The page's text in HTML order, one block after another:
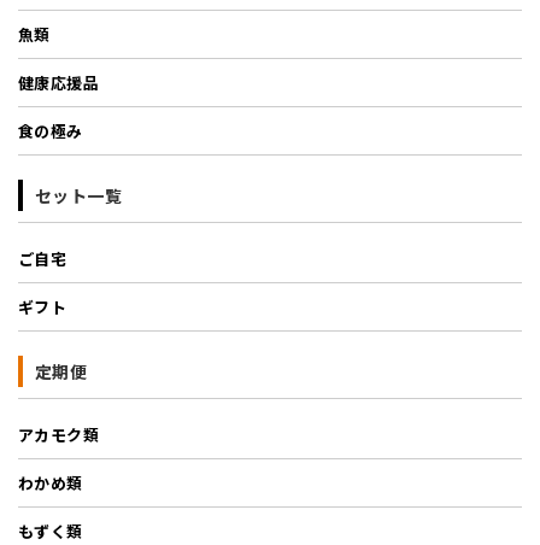
魚類
健康応援品
食の極み
セット一覧
ご自宅
ギフト
定期便
アカモク類
わかめ類
もずく類